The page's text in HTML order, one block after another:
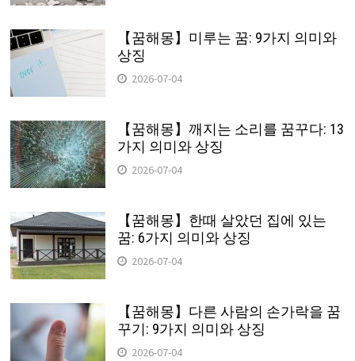
【꿈해몽】미루는 꿈: 9가지 의미와
상징
2026-07-04
【꿈해몽】깨지는 소리를 꿈꾸다: 13
가지 의미와 상징
2026-07-04
【꿈해몽】한때 살았던 집에 있는
꿈: 6가지 의미와 상징
2026-07-04
【꿈해몽】다른 사람의 손가락을 꿈
꾸기: 9가지 의미와 상징
2026-07-04